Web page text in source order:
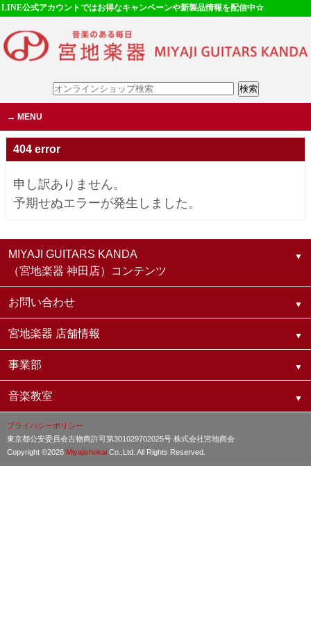
LINE公式アカウントではお得なキャンペーンや新製品情報を配信中☆
MENU
404 error
申し訳ありません。
予期せぬエラーが発生しました。
MIYAJI GUITARS KANDA
（宮地楽器 神田店）コンテンツ
お問い合わせ
宮地楽器 店舗情報
事業部
音楽教室
プライバシーポリシー
東京都公安委員会古物商許可第301029702025号 株式会社宮地商会
Copyright ©2026 Miyajishokai Co.,Ltd. All Rights Reserved.